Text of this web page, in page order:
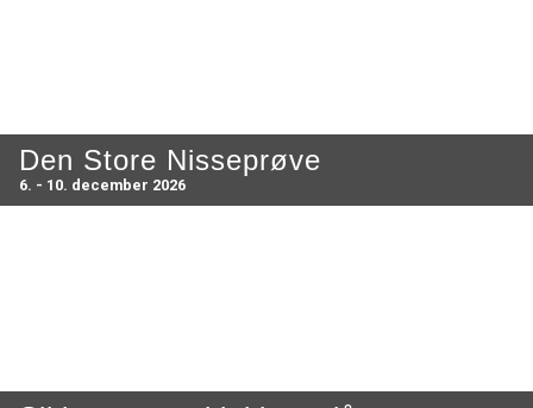
Den Store Nisseprøve
6. - 10. december 2026